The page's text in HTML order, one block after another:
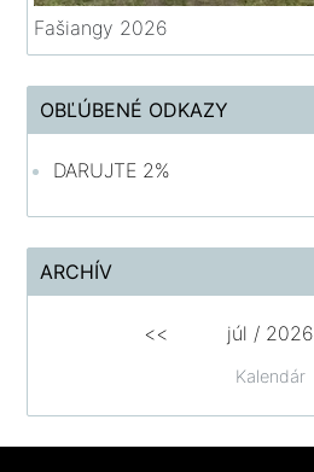
Fašiangy 2026
OBĽÚBENÉ ODKAZY
DARUJTE 2%
ARCHÍV
Kalendár
<< júl / 2026